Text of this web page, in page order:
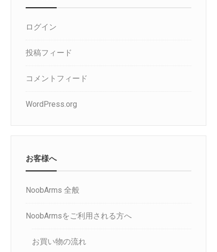
ログイン
投稿フィード
コメントフィード
WordPress.org
お客様へ
NoobArms 全般
NoobArmsをご利用される方へ
お買い物の流れ